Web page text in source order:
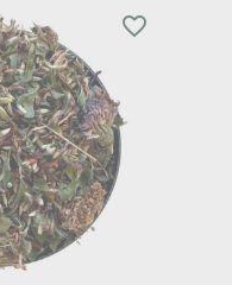
favorite_border